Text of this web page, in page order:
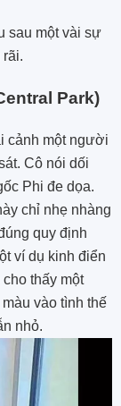
sau một vài sự
Park)
cảnh một người
Cô nói dối
Phi đe dọa.
chỉ nhẹ nhàng
quy định
ví dụ kinh điển
cho thấy một
vào tình thế
nhỏ.